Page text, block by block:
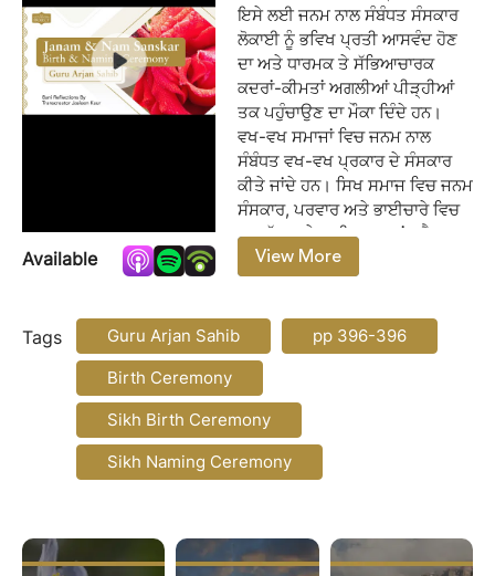
Available
ਇਸੇ ਲਈ ਜਨਮ ਨਾਲ ਸੰਬੰਧਤ ਸੰਸਕਾਰ
ਲੋਕਾਈ ਨੂੰ ਭਵਿਖ ਪ੍ਰਤੀ ਆਸਵੰਦ ਹੋਣ
ਦਾ ਅਤੇ ਧਾਰਮਕ ਤੇ ਸੱਭਿਆਚਾਰਕ
ਕਦਰਾਂ-ਕੀਮਤਾਂ ਅਗਲੀਆਂ ਪੀੜ੍ਹੀਆਂ
ਤਕ ਪਹੁੰਚਾਉਣ ਦਾ ਮੌਕਾ ਦਿੰਦੇ ਹਨ।
ਵਖ-ਵਖ ਸਮਾਜਾਂ ਵਿਚ ਜਨਮ ਨਾਲ
ਸੰਬੰਧਤ ਵਖ-ਵਖ ਪ੍ਰਕਾਰ ਦੇ ਸੰਸਕਾਰ
ਕੀਤੇ ਜਾਂਦੇ ਹਨ। ਸਿਖ ਸਮਾਜ ਵਿਚ ਜਨਮ
ਸੰਸਕਾਰ, ਪਰਵਾਰ ਅਤੇ ਭਾਈਚਾਰੇ ਵਿਚ
ਅਪਣੱਤ ਅਤੇ ਭਾਈਚਾਰਕ ਸਾਂਝ ਪੈਦਾ
ਕਰਨ ਦੇ ਨਾਲ-ਨਾਲ ਆਪਸੀ ਪਿਆਰ
ਅਤੇ ਸਦਭਾਵਨਾ ਨੂੰ ਵੀ ਉਤਸ਼ਾਹਤ ਕਰਦਾ
ਨਵਜੰਮੇ ਬੱਚੇ ਲਈ ਪ੍ਰਭੂ ਦਾ ਸ਼ੁਕਰਾਨਾ
ਅਤੇ ਉਸ ਦੀ ਚੰਗੀ ਸਿਹਤ, ਸੁਖੀ ਜੀਵਨ
ਜਾਂਦੀ ਹੈ। ਗੁਰੂ ਨਾਨਕ ਸਾਹਿਬ ਦੇ
ਆਗਮਨ ਤੋਂ ਹੀ ਸਿਖ ਸੰਸਕਾਰਾਂ ਦੀ
ਸ਼ੁਰੂਆਤ ਹੋ ਗਈ ਸੀ। ਸਿਖ ਪੰਥ ਦੇ
ਵਿਕਾਸ ਨਾਲ ਇਹ ਪਰੰਪਰਾਗਤ ਅਤੇ
ਦੇ ਗੌਣ ਸ੍ਰੋਤਾਂ ਵਿਚ ਮਿਲ
View More
Tags Guru Arjan Sahib
pp 396-396
Birth Ceremony
Sikh Birth Ceremony
Sikh Naming Ceremony